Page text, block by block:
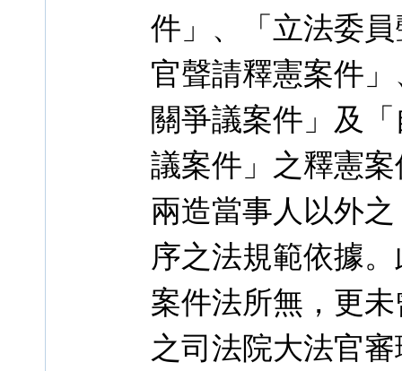
件」、「立法委
官聲請釋憲案件
關爭議案件」及
議案件」之釋憲
兩造當事人以外
序之法規範依據
案件法所無，更
之司法院大法官